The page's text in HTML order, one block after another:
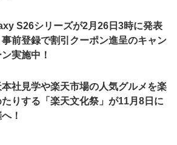
S26シリーズが2月26日3時に発表
前登録で割引クーポン進呈のキャン
実施中！
社見学や楽天市場の人気グルメを楽
たりする「楽天文化祭」が11月8日に
！